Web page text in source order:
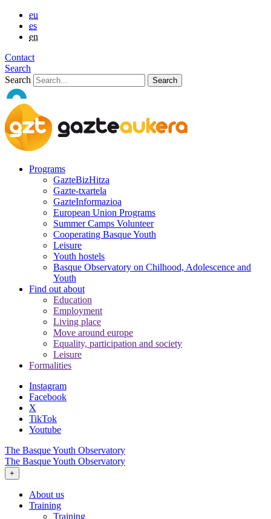
eu
es
en
Contact
Search
Search
Programs
GazteBizHitza
Gazte-txartela
GazteInformazioa
European Union Programs
Summer Camps Volunteer
Cooperating Basque Youth
Leisure
Youth hostels
Basque Observatory on Chilhood, Adolescence and
Youth
Find out about
Education
Employment
Living place
Move around europe
Equality, participation and society
Leisure
Formalities
Instagram
Facebook
X
TikTok
Youtube
The Basque Youth Observatory
The Basque Youth Observatory
+
About us
Training
Training